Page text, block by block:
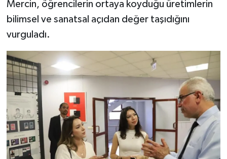
Mercin, öğrencilerin ortaya koyduğu üretimlerin
bilimsel ve sanatsal açıdan değer taşıdığını
vurguladı.